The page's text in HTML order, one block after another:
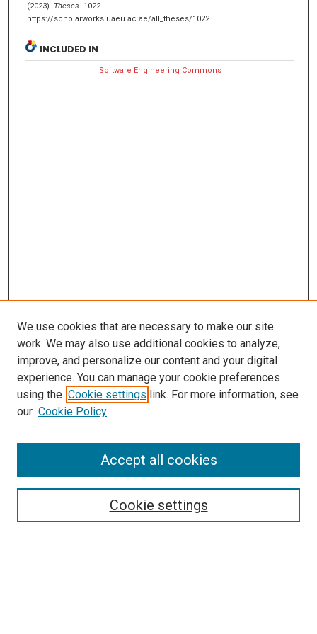
(2023). Theses. 1022.
https://scholarworks.uaeu.ac.ae/all_theses/1022
INCLUDED IN
Software Engineering Commons
We use cookies that are necessary to make our site
work. We may also use additional cookies to analyze,
improve, and personalize our content and your digital
experience. You can manage your cookie preferences
using the Cookie settings link. For more information, see
our Cookie Policy
Cookie settings
Accept all cookies